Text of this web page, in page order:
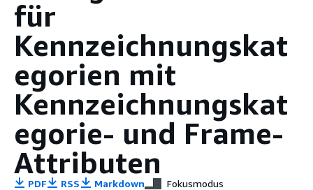
für
Kennzeichnungskat
egorien mit
Kennzeichnungskat
egorie- und Frame-
Attributen
PDF RSS Markdown Fokusmodus